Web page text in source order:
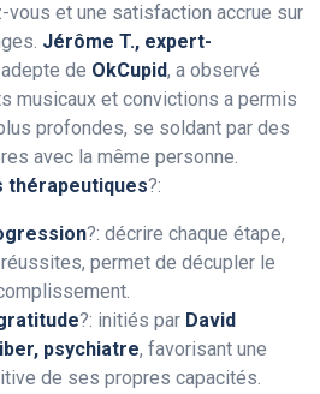
vous et une satisfaction accrue sur
Jérôme T., expert-
de OkCupid, a observé
musicaux et convictions a permis
profondes, se soldant par des
avec la même personne.
thérapeutiques?:
?: décrire chaque étape,
permet de décupler le
?: initiés par David
psychiatre, favorisant une
de ses propres capacités.